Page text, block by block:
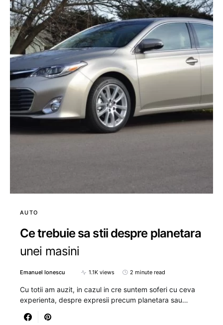
AUTO
Ce trebuie sa stii despre planetara
unei masini
Emanuel Ionescu 1.1K views 2 minute read
Cu totii am auzit, in cazul in cre suntem soferi cu ceva
experienta, despre expresii precum planetara sau…